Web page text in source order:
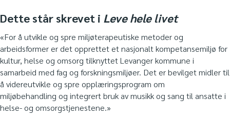
Dette står skrevet i Leve hele livet
«For å utvikle og spre miljøterapeutiske metoder og
arbeidsformer er det opprettet et nasjonalt kompetansemiljø for
kultur, helse og omsorg tilknyttet Levanger kommune i
samarbeid med fag og forskningsmiljøer. Det er bevilget midler til
å videreutvikle og spre opplæringsprogram om
miljøbehandling og integrert bruk av musikk og sang til ansatte i
helse- og omsorgstjenestene.»